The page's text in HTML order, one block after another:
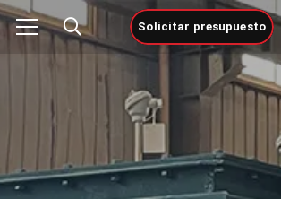
Solicitar presupuesto